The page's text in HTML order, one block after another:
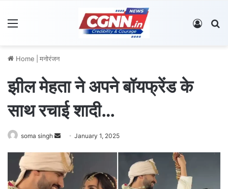
Log In
Home मनोरंजन
झील मेहता ने अपने बॉयफ्रेंड के
साथ रचाई शादी…
soma singh
n
d
a
January 1, 2025